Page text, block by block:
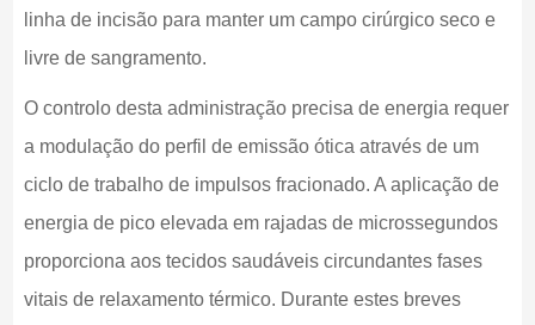
linha de incisão para manter um campo cirúrgico seco e
livre de sangramento.
O controlo desta administração precisa de energia requer
a modulação do perfil de emissão ótica através de um
ciclo de trabalho de impulsos fracionado. A aplicação de
energia de pico elevada em rajadas de microssegundos
proporciona aos tecidos saudáveis circundantes fases
vitais de relaxamento térmico. Durante estes breves